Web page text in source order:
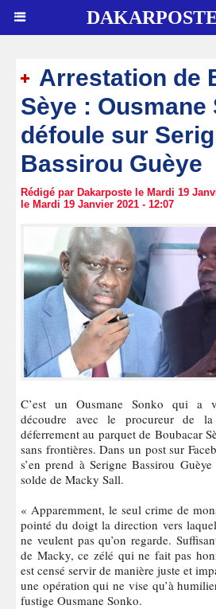
Arrestation de
Sèye : Ousmane
défoule sur
Bassirou Guèye
Rédigé par Dakarposte le Mardi 19
le Mardi 19 Janvier 2021 - 12:07
C’est un Ousmane Sonko qui a visiblement envie d’en
découdre avec le procureur de
déferrement au parquet de Boubacar
sans frontières. Dans un post sur
s’en prend à Serigne Bassirou
solde de Macky Sall.
« Apparemment, le seul crime de
pointé du doigt la direction vers
ne veulent pas qu’on regarde.
de Macky, ce zélé qui ne fait pas
est censé servir de manière juste et
une opération qui ne vise qu’à
fustige Ousmane Sonko.